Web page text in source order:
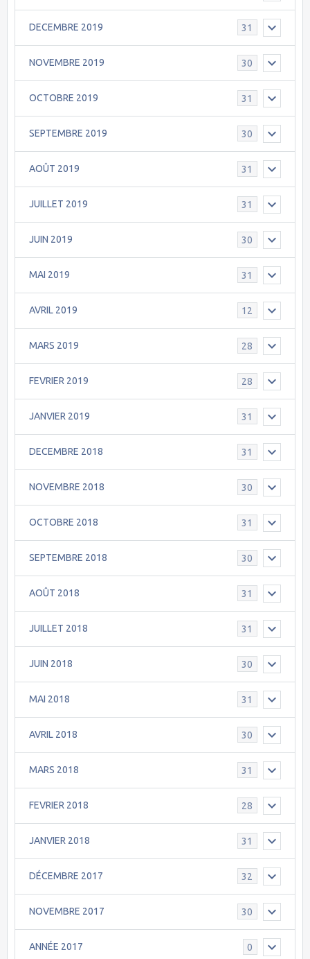
DECEMBRE 2019 31
NOVEMBRE 2019 30
OCTOBRE 2019 31
SEPTEMBRE 2019 30
AOÛT 2019 31
JUILLET 2019 31
JUIN 2019 30
MAI 2019 31
AVRIL 2019 12
MARS 2019 28
FEVRIER 2019 28
JANVIER 2019 31
DECEMBRE 2018 31
NOVEMBRE 2018 30
OCTOBRE 2018 31
SEPTEMBRE 2018 30
AOÛT 2018 31
JUILLET 2018 31
JUIN 2018 30
MAI 2018 31
AVRIL 2018 30
MARS 2018 31
FEVRIER 2018 28
JANVIER 2018 31
DÉCEMBRE 2017 32
NOVEMBRE 2017 30
ANNÉE 2017 0